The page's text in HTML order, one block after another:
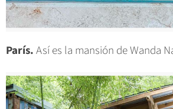
París.Así es la mansión de Wanda